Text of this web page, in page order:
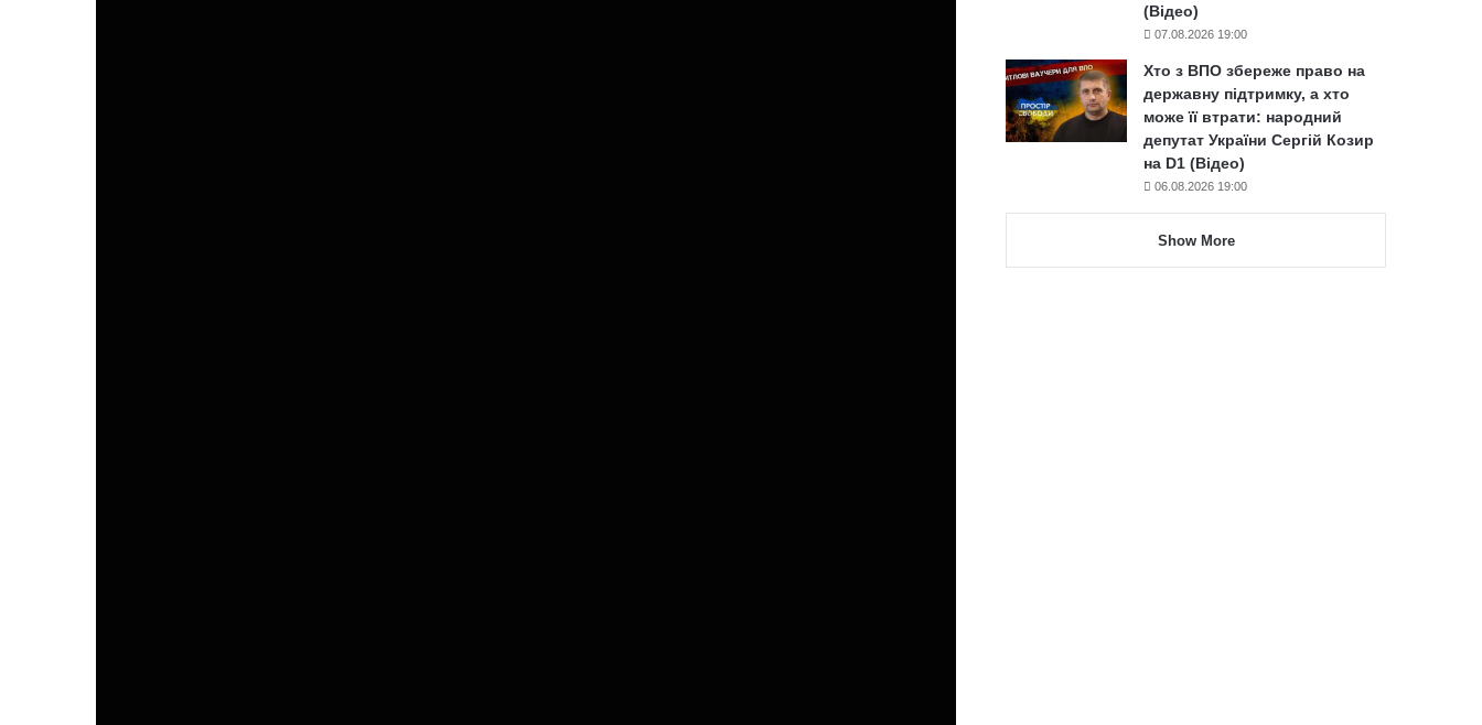
(Відео)
07.08.2026 19:00
Хто з ВПО збереже право на
державну підтримку, а хто
може її втрати: народний
депутат України Сергій Козир
на D1 (Відео)
06.08.2026 19:00
Show More